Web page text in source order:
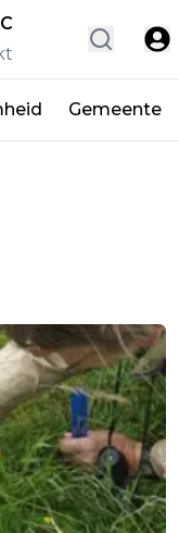
Gemeente